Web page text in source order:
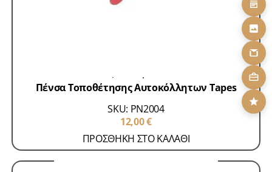
Πένσα Τοποθέτησης Αυτοκόλλητων Tapes
SKU: PN2004
12,00€
ΠΡΟΣΘΗΚΗ ΣΤΟ ΚΑΛΑΘΙ